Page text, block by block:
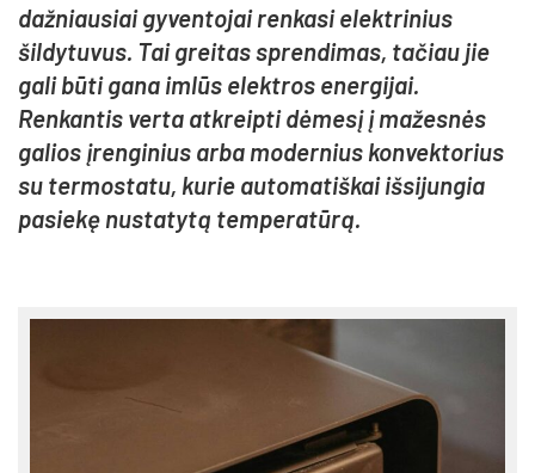
dažniausiai gyventojai renkasi elektrinius
šildytuvus. Tai greitas sprendimas, tačiau jie
gali būti gana imlūs elektros energijai.
Renkantis verta atkreipti dėmesį į mažesnės
galios įrenginius arba modernius konvektorius
su termostatu, kurie automatiškai išsijungia
pasiekę nustatytą temperatūrą.